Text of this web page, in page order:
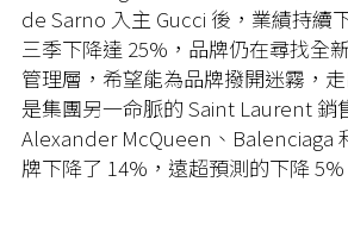
de Sarno 入主 Gucci 後，業績持續
三季下降達 25%，品牌仍在尋找全
管理層，希望能為品牌撥開迷霧，
是集團另一命脈的 Saint Laurent 銷
Alexander McQueen、Balenciaga
牌下降了 14%，遠超預測的下降 5%